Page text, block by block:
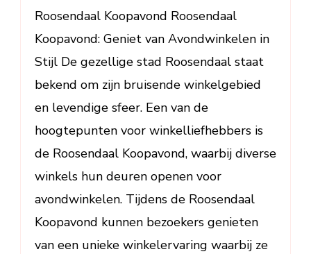
in
Stijl!
Roosendaal Koopavond Roosendaal
Koopavond: Geniet van Avondwinkelen in
Stijl De gezellige stad Roosendaal staat
bekend om zijn bruisende winkelgebied
en levendige sfeer. Een van de
hoogtepunten voor winkelliefhebbers is
de Roosendaal Koopavond, waarbij diverse
winkels hun deuren openen voor
avondwinkelen. Tijdens de Roosendaal
Koopavond kunnen bezoekers genieten
van een unieke winkelervaring waarbij ze